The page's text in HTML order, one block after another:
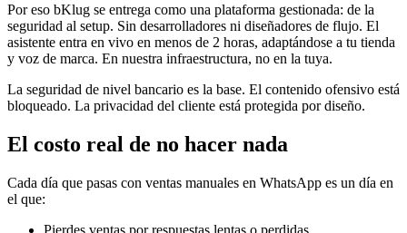
Por eso bKlug se entrega como una plataforma gestionada: de la
seguridad al setup. Sin desarrolladores ni diseñadores de flujo. El
asistente entra en vivo en menos de 2 horas, adaptándose a tu tienda
y voz de marca. En nuestra infraestructura, no en la tuya.
La seguridad de nivel bancario es la base. El contenido ofensivo está
bloqueado. La privacidad del cliente está protegida por diseño.
El costo real de no hacer nada
Cada día que pasas con ventas manuales en WhatsApp es un día en
el que:
Pierdes ventas por respuestas lentas o perdidas.